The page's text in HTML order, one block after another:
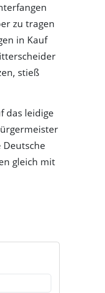
zu tragen
in Kauf
stieß
das leidige
gleich mit